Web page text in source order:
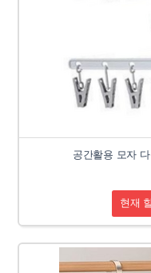
공간활용 모자
현재